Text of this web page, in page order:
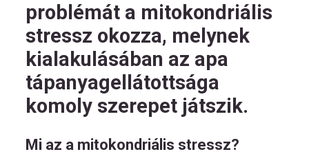
problémát a mitokondriális
stressz okozza, melynek
kialakulásában az apa
tápanyagellátottsága
komoly szerepet játszik.
Mi az a mitokondriális stressz?